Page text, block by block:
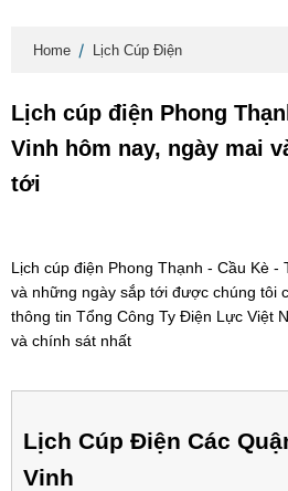
Home Lịch Cúp Điện
Lịch cúp điện Phong
Vinh hôm nay, ngày mai
tới
Lịch cúp điện Phong Thạnh - Cầu Kè -
và những ngày sắp tới được chúng tôi
thông tin Tổng Công Ty Điện Lực Việt
và chính sát nhất
Lịch Cúp Điện Các
Vinh